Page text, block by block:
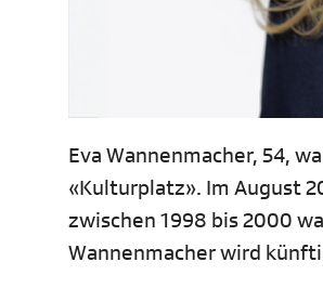
Eva Wannenmacher, 54,
«Kulturplatz». Im August
zwischen 1998 bis 2000
Wannenmacher wird